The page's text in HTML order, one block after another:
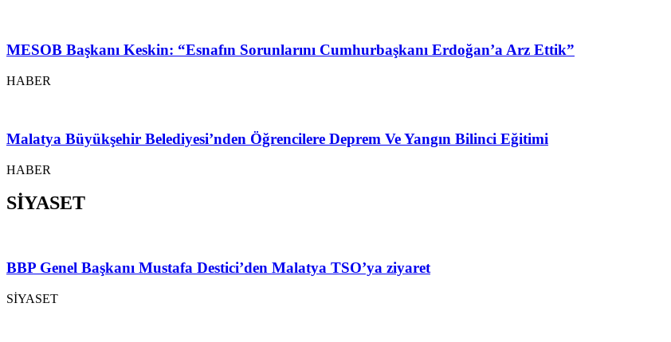
MESOB Başkanı Keskin: “Esnafın Sorunlarını Cumhurbaşkanı Erdoğan’a Arz Ettik”
HABER
Malatya Büyükşehir Belediyesi’nden Öğrencilere Deprem Ve Yangın Bilinci Eğitimi
HABER
SİYASET
BBP Genel Başkanı Mustafa Destici’den Malatya TSO’ya ziyaret
SİYASET